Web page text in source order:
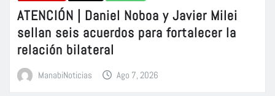
ATENCIÓN | Daniel Noboa y Javier Milei
sellan seis acuerdos para fortalecer la
relación bilateral
ManabiNoticias Ago 7, 2026